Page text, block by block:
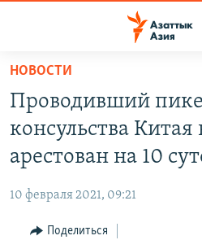
Вернуться
основному
содержанию
Вернутся
главной
навигации
Вернутся
КАЗАХСТАН
ТАДЖИКИСТАН
НОВОСТИ
ВОЙНА В УКРАИНЕ
ҚАЗАҚША
КЫРГЫЗЧА
НОВОСТИ
Проводивший
консульства
арестован на 10
10 февраля 2021, 09:21
Поделиться